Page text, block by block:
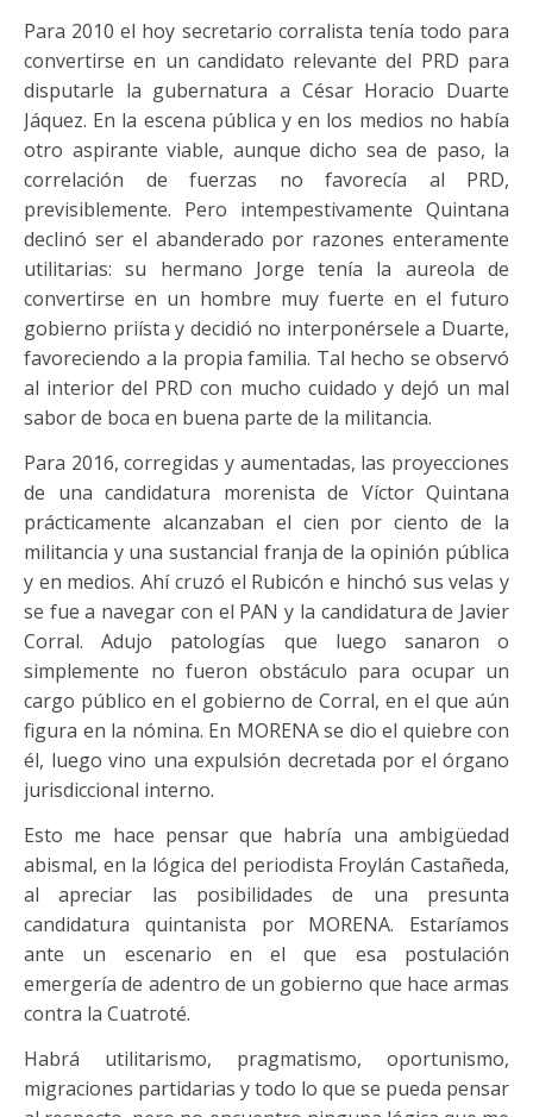
Para 2010 el hoy secretario corralista tenía todo para
convertirse en un candidato relevante del PRD para
disputarle la gubernatura a César Horacio Duarte
Jáquez. En la escena pública y en los medios no había
otro aspirante viable, aunque dicho sea de paso, la
correlación de fuerzas no favorecía al PRD,
previsiblemente. Pero intempestivamente Quintana
declinó ser el abanderado por razones enteramente
utilitarias: su hermano Jorge tenía la aureola de
convertirse en un hombre muy fuerte en el futuro
gobierno priísta y decidió no interponérsele a Duarte,
favoreciendo a la propia familia. Tal hecho se observó
al interior del PRD con mucho cuidado y dejó un mal
sabor de boca en buena parte de la militancia.
Para 2016, corregidas y aumentadas, las proyecciones
de una candidatura morenista de Víctor Quintana
prácticamente alcanzaban el cien por ciento de la
militancia y una sustancial franja de la opinión pública
y en medios. Ahí cruzó el Rubicón e hinchó sus velas y
se fue a navegar con el PAN y la candidatura de Javier
Corral. Adujo patologías que luego sanaron o
simplemente no fueron obstáculo para ocupar un
cargo público en el gobierno de Corral, en el que aún
figura en la nómina. En MORENA se dio el quiebre con
él, luego vino una expulsión decretada por el órgano
jurisdiccional interno.
Esto me hace pensar que habría una ambigüedad
abismal, en la lógica del periodista Froylán Castañeda,
al apreciar las posibilidades de una presunta
candidatura quintanista por MORENA. Estaríamos
ante un escenario en el que esa postulación
emergería de adentro de un gobierno que hace armas
contra la Cuatroté.
Habrá utilitarismo, pragmatismo, oportunismo,
migraciones partidarias y todo lo que se pueda pensar